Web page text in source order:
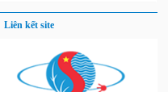
Liên kết site